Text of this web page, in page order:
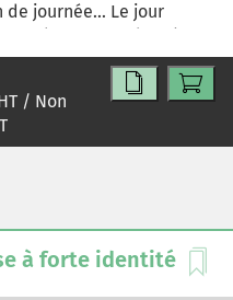
journée... Le jour
Humbert se rendent à
le prix du véhicule se
et que son kilométrage
le véhicule, ils
auprès de Monsieur
appartient à
problèmes de qualité
des solutions.
/ Non
à forte identité